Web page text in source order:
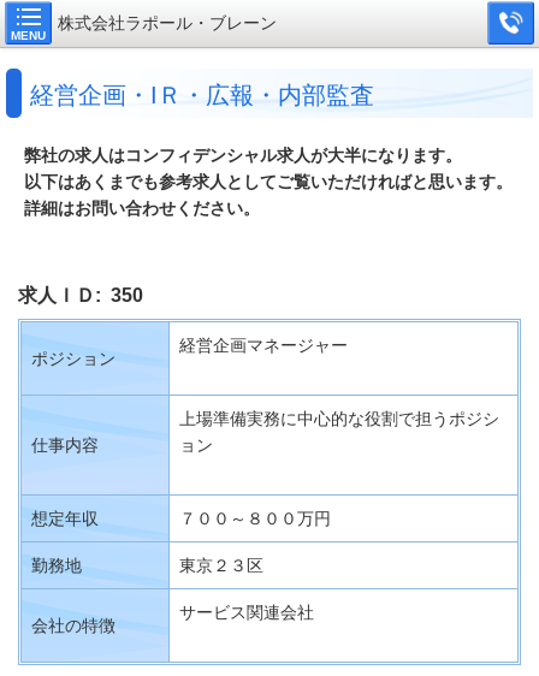
MENU
株式会社ラポール・ブレーン
経営企画・IＲ・広報・内部監査
弊社の求人はコンフィデンシャル求人が大半になります。
以下はあくまでも参考求人としてご覧いただければと思います。
詳細はお問い合わせください。
求人ＩＤ: 350
ポジション
経営企画マネージャー
仕事内容
上場準備実務に中心的な役割で担うポジシ
ョン
想定年収 ７００～８００万円
勤務地 東京２３区
会社の特徴
サービス関連会社